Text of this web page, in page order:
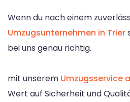
Wenn du nach einem
Umzugsunternehmen in Trier
bei uns genau richtig.
mit unserem Umzugsservice
Wert auf Sicherheit und